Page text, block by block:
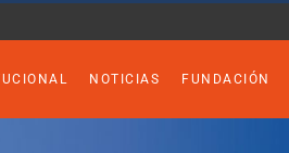
NOTICIAS FUNDACIÓN